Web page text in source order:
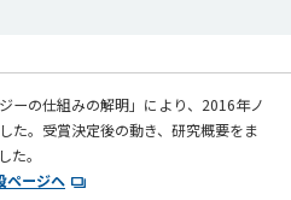
ーの仕組みの解明」により、2016年ノ
た。受賞決定後の動き、研究概要をま
た。
ページヘ